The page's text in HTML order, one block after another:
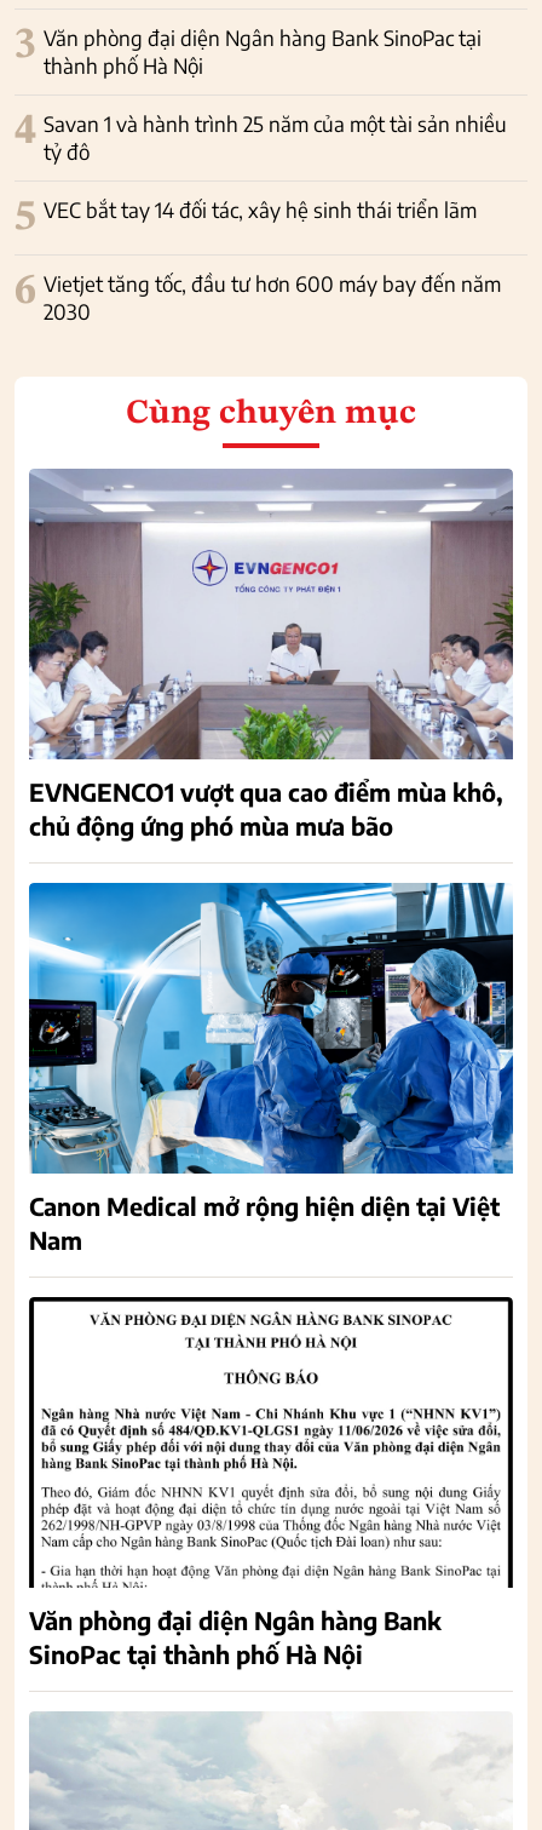
3 Văn phòng đại diện Ngân hàng Bank SinoPac tại
thành phố Hà Nội
4 Savan 1 và hành trình 25 năm của một tài sản nhiều
tỷ đô
5 VEC bắt tay 14 đối tác, xây hệ sinh thái triển lãm
6 Vietjet tăng tốc, đầu tư hơn 600 máy bay đến năm
2030
Cùng chuyên mục
EVNGENCO1 vượt qua cao điểm mùa khô,
chủ động ứng phó mùa mưa bão
Canon Medical mở rộng hiện diện tại Việt
Nam
Văn phòng đại diện Ngân hàng Bank
SinoPac tại thành phố Hà Nội